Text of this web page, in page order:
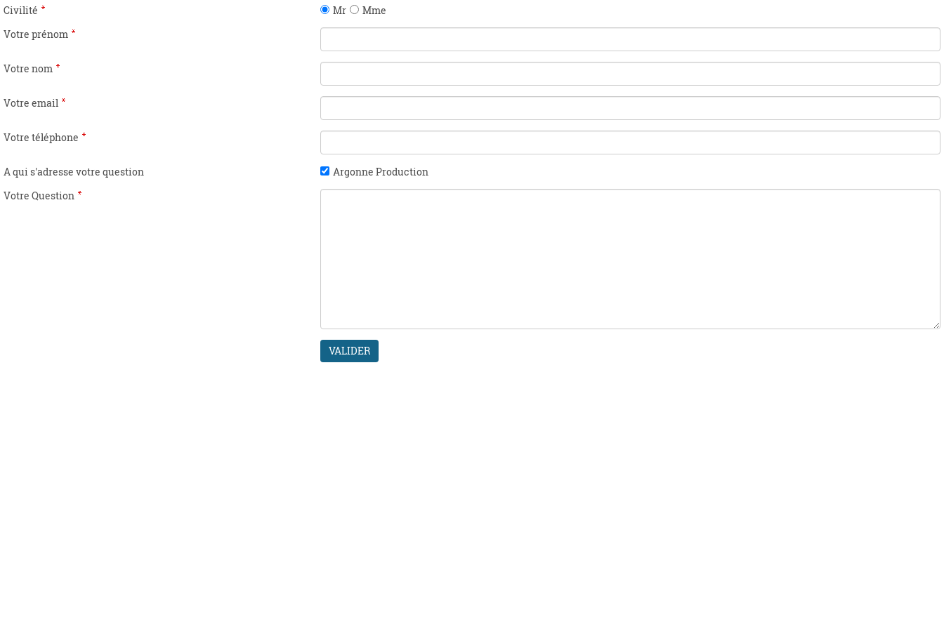
Civilité Mr
Mme
Votre prénom
Votre nom
Votre email
Votre téléphone
A qui s'adresse votre question
Argonne Production
Votre Question